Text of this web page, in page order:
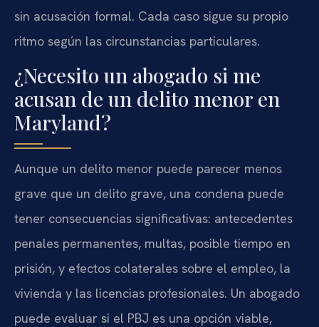
sin acusación formal. Cada caso sigue su propio
ritmo según las circunstancias particulares.
¿Necesito un abogado si me
acusan de un delito menor en
Maryland?
Aunque un delito menor puede parecer menos
grave que un delito grave, una condena puede
tener consecuencias significativas: antecedentes
penales permanentes, multas, posible tiempo en
prisión, y efectos colaterales sobre el empleo, la
vivienda y las licencias profesionales. Un abogado
puede evaluar si el PBJ es una opción viable,